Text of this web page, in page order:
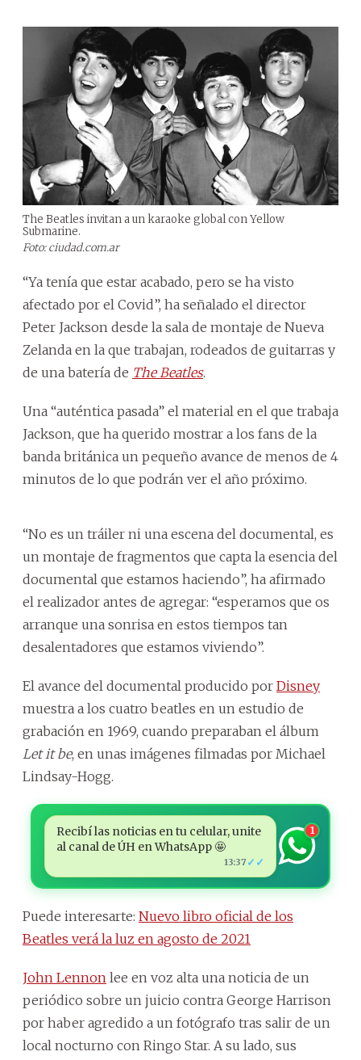
The Beatles invitan a un karaoke global con Yellow
Submarine.
Foto: ciudad.com.ar
“Ya tenía que estar acabado, pero se ha visto
afectado por el Covid”, ha señalado el director
Peter Jackson desde la sala de montaje de Nueva
Zelanda en la que trabajan, rodeados de guitarras y
de una batería de The Beatles.
Una “auténtica pasada” el material en el que trabaja
Jackson, que ha querido mostrar a los fans de la
banda británica un pequeño avance de menos de 4
minutos de lo que podrán ver el año próximo.
“No es un tráiler ni una escena del documental, es
un montaje de fragmentos que capta la esencia del
documental que estamos haciendo”, ha afirmado
el realizador antes de agregar: “esperamos que os
arranque una sonrisa en estos tiempos tan
desalentadores que estamos viviendo”.
El avance del documental producido por Disney
muestra a los cuatro beatles en un estudio de
grabación en 1969, cuando preparaban el álbum
Let it be, en unas imágenes filmadas por Michael
Lindsay-Hogg.
Recibí las noticias en tu celular, unite
al canal de ÚH en WhatsApp 🤩
13:37 ✓✓
1
Puede interesarte: Nuevo libro oficial de los
Beatles verá la luz en agosto de 2021
John Lennon lee en voz alta una noticia de un
periódico sobre un juicio contra George Harrison
por haber agredido a un fotógrafo tras salir de un
local nocturno con Ringo Star. A su lado, sus